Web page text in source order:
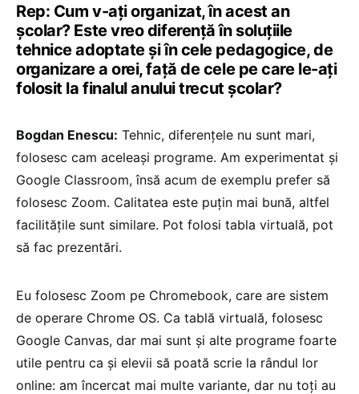
Rep: Cum v-ați organizat, în acest an
școlar? Este vreo diferență în soluțiile
tehnice adoptate și în cele pedagogice, de
organizare a orei, față de cele pe care le-ați
folosit la finalul anului trecut școlar?
Bogdan Enescu: Tehnic, diferențele nu sunt mari,
folosesc cam aceleași programe. Am experimentat și
Google Classroom, însă acum de exemplu prefer să
folosesc Zoom. Calitatea este puțin mai bună, altfel
facilitățile sunt similare. Pot folosi tabla virtuală, pot
să fac prezentări.
Eu folosesc Zoom pe Chromebook, care are sistem
de operare Chrome OS. Ca tablă virtuală, folosesc
Google Canvas, dar mai sunt și alte programe foarte
utile pentru ca și elevii să poată scrie la rândul lor
online: am încercat mai multe variante, dar nu toți au